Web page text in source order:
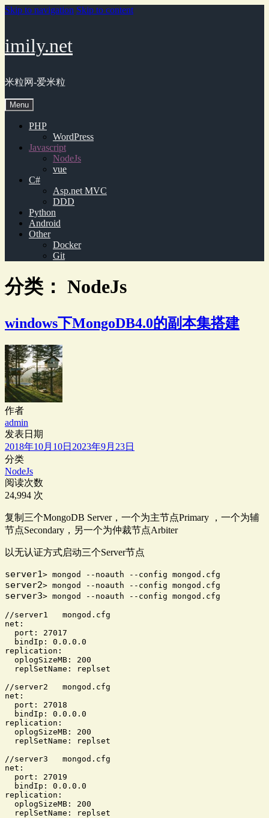
Skip to navigation Skip to content
imily.net
米粒网-爱米粒
Menu
PHP
WordPress
Javascript
NodeJs
vue
C#
Asp.net MVC
DDD
Python
Android
Other
Docker
Git
分类： NodeJs
windows下MongoDB4.0的副本集搭建
作者
admin
发表日期
2018年10月10日 2023年9月23日
分类
NodeJs
阅读次数
24,994 次
复制三个MongoDB Server，一个为主节点Primary ，一个为辅
节点Secondary，另一个为仲裁节点Arbiter
以无认证方式启动三个Server节点
server1
server2
server3> mongod --noauth --config mongod.cfg
//server1   mongod.cfg
net:
  port: 27017
  bindIp: 0.0.0.0
replication:
  oplogSizeMB: 200
  replSetName: replset
//server2   mongod.cfg
net:
  port: 27018
  bindIp: 0.0.0.0
replication:
  oplogSizeMB: 200
  replSetName: replset
//server3   mongod.cfg
net:
  port: 27019
  bindIp: 0.0.0.0
replication:
  oplogSizeMB: 200
  replSetName: replset